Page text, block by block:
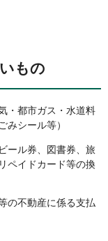
もの
・都市ガス・水道料
みシール等）
ール券、図書券、旅
ペイドカード等の換
の不動産に係る支払